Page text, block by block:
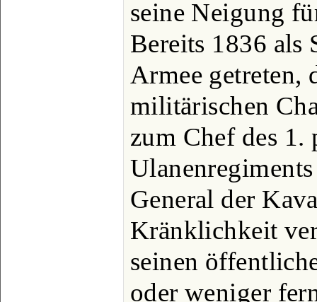
seine Neigung
Bereits 1836 als
Armee getreten,
militärischen
zum Chef des 1.
General der
Kränklichkeit
seinen
oder weniger